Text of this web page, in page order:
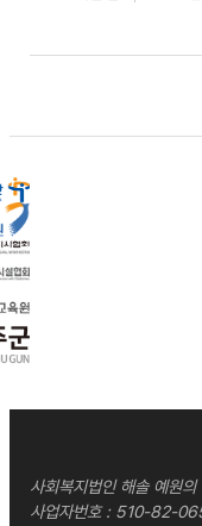
사회복지법인 해솔 예원의
사업자번호 : 510-82-